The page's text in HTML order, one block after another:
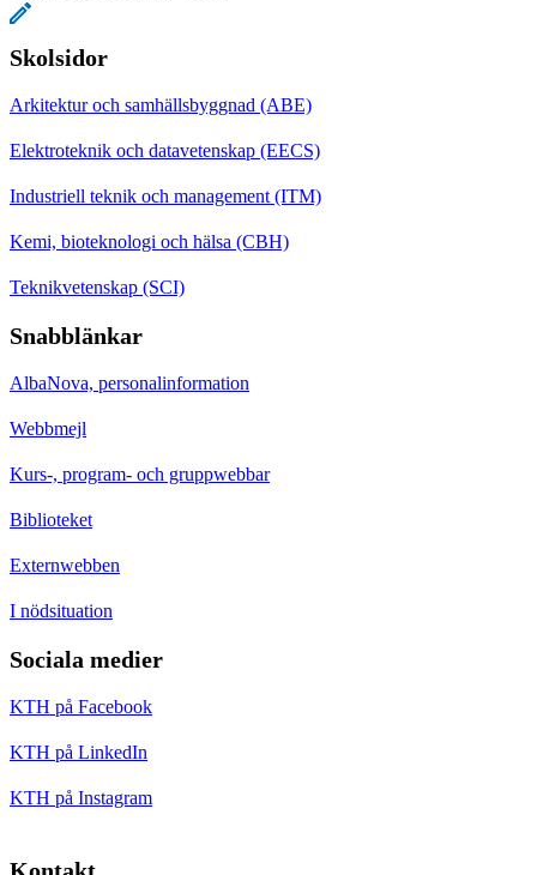
Skolsidor
Arkitektur och samhällsbyggnad (ABE)
Elektroteknik och datavetenskap (EECS)
Industriell teknik och management (ITM)
Kemi, bioteknologi och hälsa (CBH)
Teknikvetenskap (SCI)
Snabblänkar
AlbaNova, personalinformation
Webbmejl
Kurs-, program- och gruppwebbar
Biblioteket
Externwebben
I nödsituation
Sociala medier
KTH på Facebook
KTH på LinkedIn
KTH på Instagram